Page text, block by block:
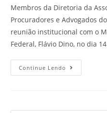
Membros da Diretoria da
Procuradores e Advogados
reunião institucional com o
Federal, Flávio Dino, no dia
Continue Lendo